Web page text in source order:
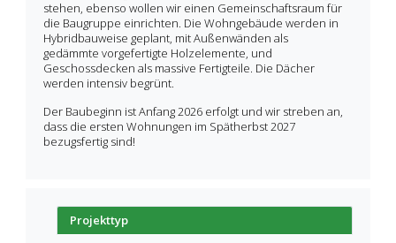
stehen, ebenso wollen wir einen Gemeinschaftsraum für
die Baugruppe einrichten. Die Wohngebäude werden in
Hybridbauweise geplant, mit Außenwänden als
gedämmte vorgefertigte Holzelemente, und
Geschossdecken als massive Fertigteile. Die Dächer
werden intensiv begrünt.
Der Baubeginn ist Anfang 2026 erfolgt und wir streben an,
dass die ersten Wohnungen im Spätherbst 2027
bezugsfertig sind!
Projekttyp